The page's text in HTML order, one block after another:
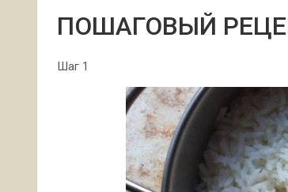
ПОШАГОВЫЙ
Шаг 1